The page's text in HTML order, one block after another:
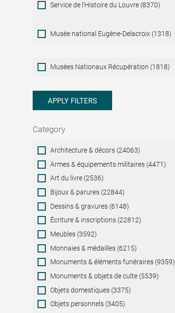
Service de l'Histoire du Louvre (8370)
Musée national Eugène-Delacroix (1318)
Musées
Nationaux
Musées Nationaux Récupération (1818)
APPLY FILTERS
Category
Category
Architecture & décors (24063)
Armes & équipements militaires (4471)
Art du livre (2536)
Bijoux & parures (22844)
Dessins & gravures (6148)
Écriture & inscriptions (22812)
Meubles (3592)
Monnaies & médailles (6215)
Monuments & éléments funéraires (9359)
Monuments & objets de culte (5539)
Objets domestiques (3375)
Objets personnels (3405)